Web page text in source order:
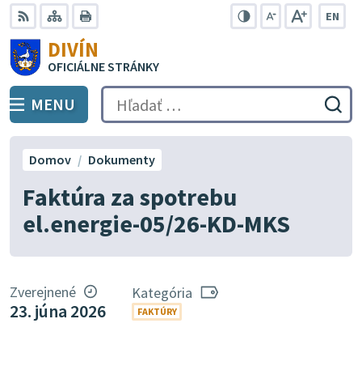
Preskočiť
na
obsah
RSS Mapa
EN
DIVÍN
OFICIÁLNE STRÁNKY
PREPNÚŤ
MENU Hľadať:
Faktúra za spotrebu
el.energie-05/26-KD-MKS
Domov Dokumenty
Zverejnené
23. júna 2026
Kategória
FAKTÚRY